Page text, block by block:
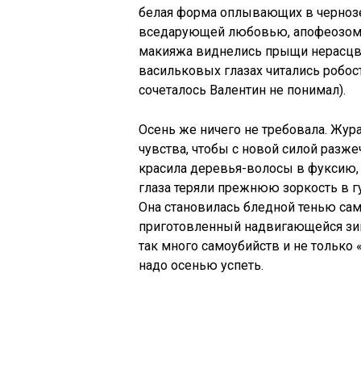
белая форма оплывающих в
вседарующей любовью,
макияжа виднелись прыщи
васильковых глазах читались
сочеталось Валентин не понимал).
Осень же ничего не требовала.
чувства, чтобы с новой силой
красила деревья-волосы в
глаза теряли прежнюю зоркость в
Она становилась бледной тенью
приготовленный надвигающейся
так много самоубийств и не
надо осенью успеть.